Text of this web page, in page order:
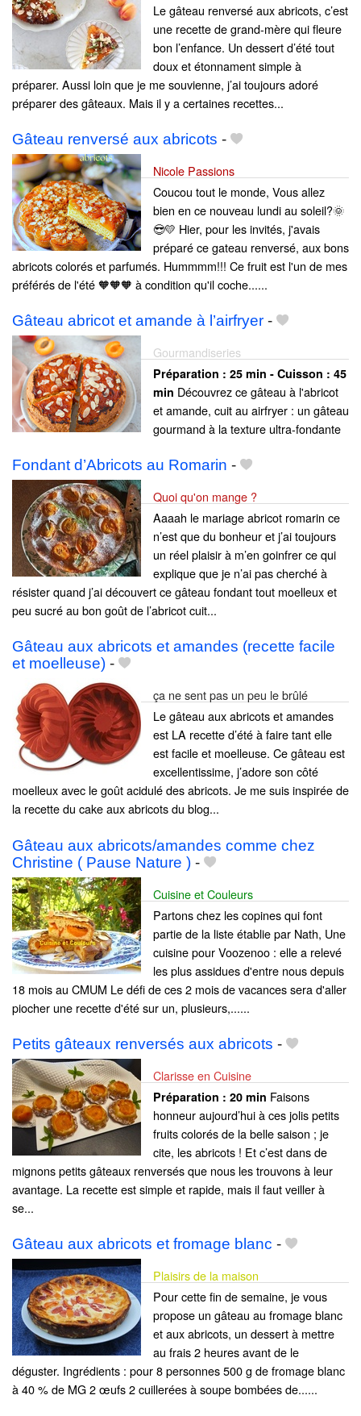
Le gâteau renversé aux abricots, c’est
une recette de grand-mère qui fleure
bon l’enfance. Un dessert d’été tout
doux et étonnament simple à
préparer. Aussi loin que je me souvienne, j’ai toujours adoré
préparer des gâteaux. Mais il y a certaines recettes...
Gâteau renversé aux abricots -
Nicole Passions
Coucou tout le monde, Vous allez
bien en ce nouveau lundi au soleil?🌞
😎💛 Hier, pour les invités, j'avais
préparé ce gateau renversé, aux bons
abricots colorés et parfumés. Hummmm!!! Ce fruit est l'un de mes
préférés de l'été 🧡🧡🧡 à condition qu'il coche......
Gâteau abricot et amande à l’airfryer -
Gourmandiseries
Préparation : 25 min - Cuisson : 45
min Découvrez ce gâteau à l'abricot
et amande, cuit au airfryer : un gâteau
gourmand à la texture ultra-fondante
Fondant d’Abricots au Romarin -
Quoi qu'on mange ?
Aaaah le mariage abricot romarin ce
n’est que du bonheur et j’ai toujours
un réel plaisir à m’en goinfrer ce qui
explique que je n’ai pas cherché à
résister quand j’ai découvert ce gâteau fondant tout moelleux et
peu sucré au bon goût de l’abricot cuit...
Gâteau aux abricots et amandes (recette facile
et moelleuse) -
ça ne sent pas un peu le brûlé
Le gâteau aux abricots et amandes
est LA recette d’été à faire tant elle
est facile et moelleuse. Ce gâteau est
excellentissime, j’adore son côté
moelleux avec le goût acidulé des abricots. Je me suis inspirée de
la recette du cake aux abricots du blog...
Gâteau aux abricots/amandes comme chez
Christine ( Pause Nature ) -
Cuisine et Couleurs
Partons chez les copines qui font
partie de la liste établie par Nath, Une
cuisine pour Voozenoo : elle a relevé
les plus assidues d'entre nous depuis
18 mois au CMUM Le défi de ces 2 mois de vacances sera d'aller
piocher une recette d'été sur un, plusieurs,......
Petits gâteaux renversés aux abricots -
Clarisse en Cuisine
Préparation : 20 min Faisons
honneur aujourd’hui à ces jolis petits
fruits colorés de la belle saison ; je
cite, les abricots ! Et c’est dans de
mignons petits gâteaux renversés que nous les trouvons à leur
avantage. La recette est simple et rapide, mais il faut veiller à
se...
Gâteau aux abricots et fromage blanc -
Plaisirs de la maison
Pour cette fin de semaine, je vous
propose un gâteau au fromage blanc
et aux abricots, un dessert à mettre
au frais 2 heures avant de le
déguster. Ingrédients : pour 8 personnes 500 g de fromage blanc
à 40 % de MG 2 œufs 2 cuillerées à soupe bombées de......